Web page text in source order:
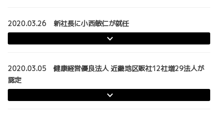
2020.03.26 新社長に小西敏仁が就任
2020.03.05 健康経営優良法人 近畿地区販社12社増29法人が
認定